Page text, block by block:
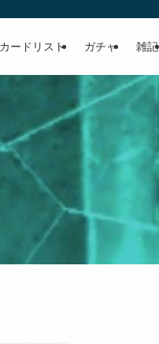
す。 | ヒースの快適ドラポ生活
カードリスト ガチャ 雑記